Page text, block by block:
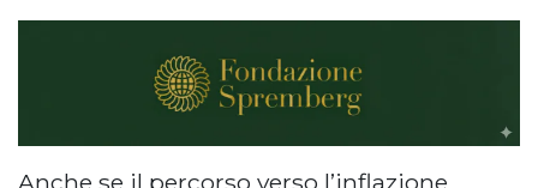
Anche se il percorso verso l’inflazione